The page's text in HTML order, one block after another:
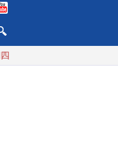
光 總統賴清德親登雲豹前